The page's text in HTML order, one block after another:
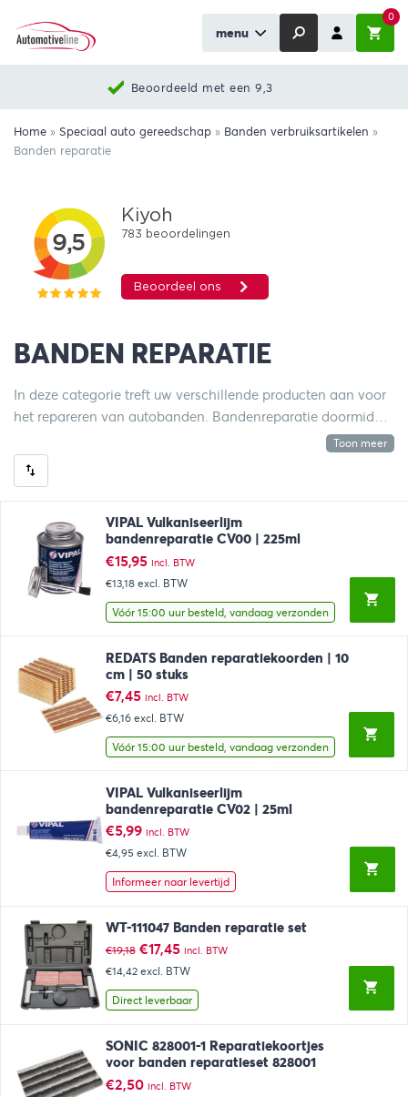
menu
0
Beoordeeld met een 9,3
Home » Speciaal auto gereedschap » Banden verbruiksartikelen »
Banden reparatie
BANDEN REPARATIE
In deze categorie treft uw verschillende producten aan voor
het repareren van autobanden. Bandenreparatie doormiddel
van een bandenkoortje is een eenvoudige manier een gaatje
in een band te repareren. Hieronder treft u diverse merken
reparatieproducten aan; waaronder Safety seal en Sealfix.
Toon meer
VIPAL Vulkaniseerlijm
bandenreparatie CV00 | 225ml
€15,95 incl. BTW
€13,18 excl. BTW
Vóór 15:00 uur besteld, vandaag verzonden
REDATS Banden reparatiekoorden | 10
cm | 50 stuks
€7,45 incl. BTW
€6,16 excl. BTW
Vóór 15:00 uur besteld, vandaag verzonden
VIPAL Vulkaniseerlijm
bandenreparatie CV02 | 25ml
€5,99 incl. BTW
€4,95 excl. BTW
Informeer naar levertijd
WT-111047 Banden reparatie set
€19,18 Oorspronkelijke
prijs
was:
€19,18.
€17,45Huidige
prijs
is:
€17,45.
incl. BTW
€14,42 excl. BTW
Direct leverbaar
SONIC 828001-1 Reparatiekoortjes
voor banden reparatieset 828001
€2,50 incl. BTW